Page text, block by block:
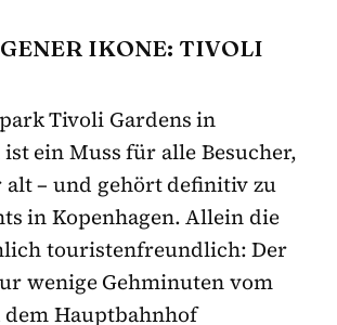
IKONE: TIVOLI
Tivoli Gardens in
ein Muss für alle Besucher,
alt – und gehört definitiv zu
in Kopenhagen. Allein die
touristenfreundlich: Der
wenige Gehminuten vom
dem Hauptbahnhof